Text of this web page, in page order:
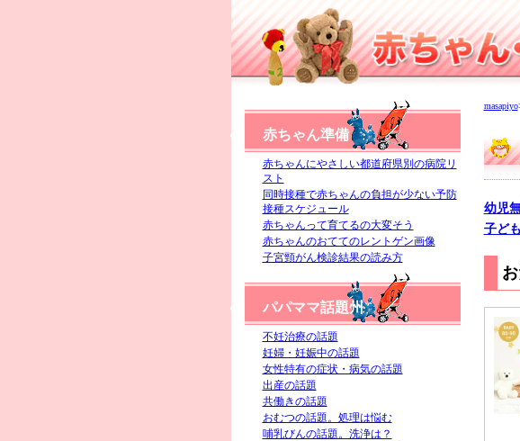
masapiyo
幼児
子ど
赤ちゃん準備
赤ちゃんにやさしい都道府県別の病院リ
スト
同時接種で赤ちゃんの負担が少ない予防
接種スケジュール
赤ちゃんって育てるの大変そう
赤ちゃんのおててのレントゲン画像
子宮頸がん検診結果の読み方
パパママ話題州
不妊治療の話題
妊婦・妊娠中の話題
女性特有の症状・病気の話題
出産の話題
共働きの話題
おむつの話題。処理は悩む
哺乳びんの話題。洗浄は？